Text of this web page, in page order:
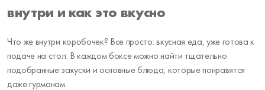
внутри и как это вкусно
Что же внутри коробочек? Все просто: вкусная еда, уже готова к
подаче на стол. В каждом боксе можно найти тщательно
подобранные закуски и основные блюда, которые понравятся
даже гурманам.